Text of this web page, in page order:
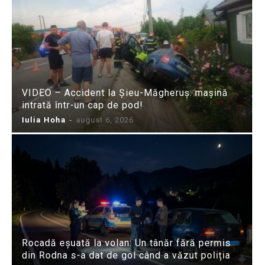
VIDEO – Accident la Șieu-Măgheruș: mașină
intrată într-un cap de pod!
Iulia Hoha - august 6, 2026
Rocadă eșuată la volan: Un tânăr fără permis
din Rodna s-a dat de gol când a văzut poliția